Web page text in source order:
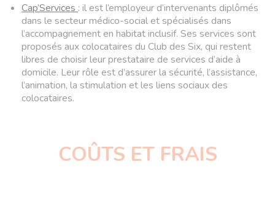
Cap’Services : il est l’employeur d’intervenants diplômés
dans le secteur médico-social et spécialisés dans
l’accompagnement en habitat inclusif. Ses services sont
proposés aux colocataires du Club des Six, qui restent
libres de choisir leur prestataire de services d’aide à
domicile. Leur rôle est d’assurer la sécurité, l’assistance,
l’animation, la stimulation et les liens sociaux des
colocataires.
COÛTS ET FRAIS